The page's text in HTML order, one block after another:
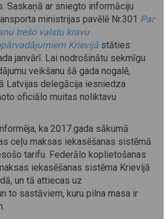
Saskaņā ar sniegto informāciju
ministrijas pavēlē Nr.301 Par
trešo valstu kravu
Krievijāstāties
janvārī. Lai nodrošinātu sekmīgu
veikšanu šā gada nogalē,
Latvijas delegācija iesniedza
oficiālo muitas noliktavu
ka 2017.gada sākumā
ceļu maksas iekasēšanas sistēmā
tarifu. Federālo koplietošanas
iekasēšanas sistēma Krievijā
un tā attiecas uz
to sastāviem, kuru pilna masa ir